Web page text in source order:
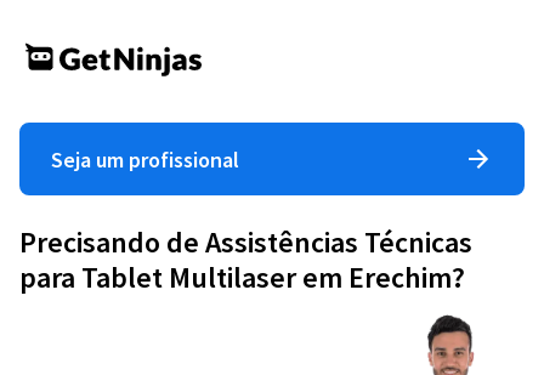
Seja um profissional
Precisando de Assistências Técnicas
para Tablet Multilaser em Erechim?